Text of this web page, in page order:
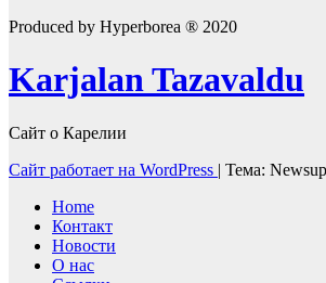
Produced by Hyperborea ® 2020
Karjalan Tazavaldu
Сайт о Карелии
Сайт работает на WordPress | Тема:
Home
Контакт
Новости
О нас